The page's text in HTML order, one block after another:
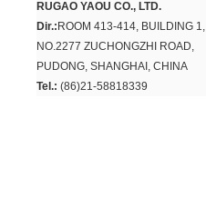
RUGAO YAOU CO., LTD.
Dir.: ROOM 413-414, BUILDING 1,
NO.2277 ZUCHONGZHI ROAD,
PUDONG, SHANGHAI, CHINA
Tel.: (86)21-58818339